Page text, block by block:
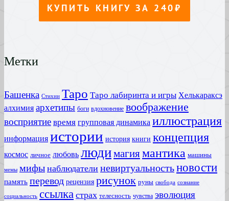
Метки
Башенка Стихии Таро Таро лабиринта и игры Хелькараксэ
алхимия архетипы боги вдохновение воображение
восприятие время групповая динамика иллюстрация
информация истории история книги концепция
космос личное любовь людимагиямантика машины
мемы мифы наблюдатели невиртуальностьновости
память перевод рецензия рисунок руны свобода сознание
социальность ссылка страх телесность чувства эволюция